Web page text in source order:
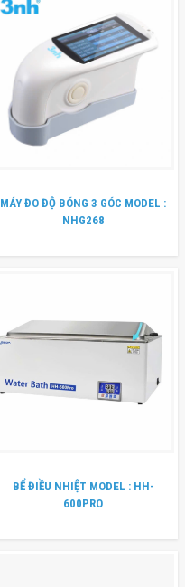
MÁY ĐO ĐỘ BÓNG 3 GÓC MODEL :
NHG268
BỂ ĐIỀU NHIỆT MODEL : HH-
600PRO